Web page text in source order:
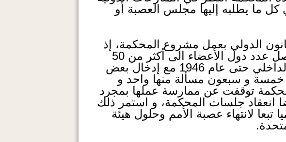
كل ما يطلبه إليها مجلس العصبة أو
الدولي بعمل مشروع المحكمة، إذ
وقع بروتوكول تأسيس هذه المحكمة سنة 1920، بحيث وصل عدد دول الأعضاء الى أكثر من 50
دولة، و استمرت المحكمة بمزاولة وظيفتها طبقا لنظامها الداخلي حتى عام 1946 مع إدخال بعض
وقد بثت المحكمة ما بين سنة 1922 و1938 في خمسة و سبعون مسألة منها واحد و
توقفت عن ممارسة عملها بمجرد
انعقاد جلسات المحكمة، و استمر ذلك
رسميا تبعا لانتهاء عصبة الأمم وحلول هيئة